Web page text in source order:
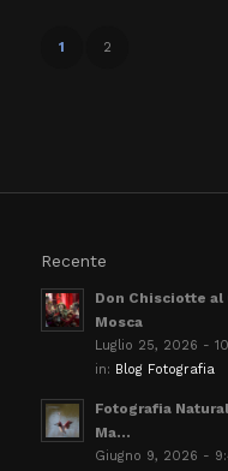
1 2
Recente
Don Chisciotte
Mosca
Luglio 25, 2026 -
in: Blog Fotografia
Fotografia
Ma...
Giugno 9, 2026 -